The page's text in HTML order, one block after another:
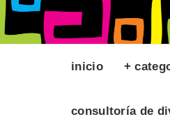
inicio +
consultoría de